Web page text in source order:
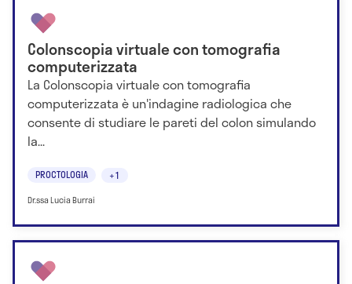
Colonscopia virtuale con tomografia
computerizzata
La Colonscopia virtuale con tomografia
computerizzata è un'indagine radiologica che
consente di studiare le pareti del colon simulando
la...
PROCTOLOGIA +1
Dr.ssa Lucia Burrai